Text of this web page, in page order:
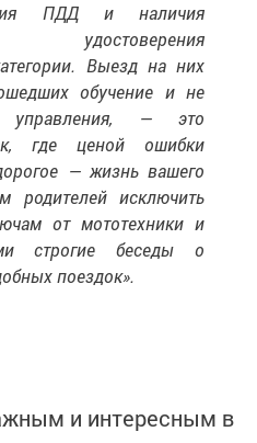
ПДД и наличия
удостоверения
Выезд на них
обучение и не
— это
где ценой ошибки
— жизнь вашего
родителей исключить
от мототехники и
строгие беседы о
поездок».
и интересным в